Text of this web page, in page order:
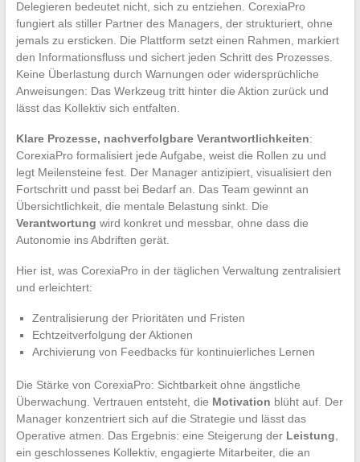
Delegieren bedeutet nicht, sich zu entziehen. CorexiaPro
fungiert als stiller Partner des Managers, der strukturiert, ohne
jemals zu ersticken. Die Plattform setzt einen Rahmen, markiert
den Informationsfluss und sichert jeden Schritt des Prozesses.
Keine Überlastung durch Warnungen oder widersprüchliche
Anweisungen: Das Werkzeug tritt hinter die Aktion zurück und
lässt das Kollektiv sich entfalten.
Klare Prozesse, nachverfolgbare Verantwortlichkeiten:
CorexiaPro formalisiert jede Aufgabe, weist die Rollen zu und
legt Meilensteine fest. Der Manager antizipiert, visualisiert den
Fortschritt und passt bei Bedarf an. Das Team gewinnt an
Übersichtlichkeit, die mentale Belastung sinkt. Die
Verantwortung wird konkret und messbar, ohne dass die
Autonomie ins Abdriften gerät.
Hier ist, was CorexiaPro in der täglichen Verwaltung zentralisiert
und erleichtert:
Zentralisierung der Prioritäten und Fristen
Echtzeitverfolgung der Aktionen
Archivierung von Feedbacks für kontinuierliches Lernen
Die Stärke von CorexiaPro: Sichtbarkeit ohne ängstliche
Überwachung. Vertrauen entsteht, die Motivation blüht auf. Der
Manager konzentriert sich auf die Strategie und lässt das
Operative atmen. Das Ergebnis: eine Steigerung der Leistung
ein geschlossenes Kollektiv, engagierte Mitarbeiter, die an